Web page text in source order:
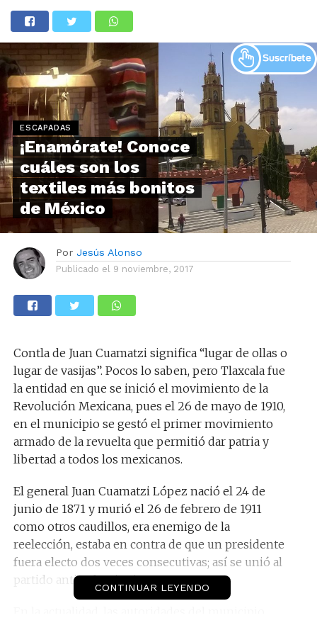
ESCAPADAS
¡Enamórate! Conoce
cuáles son los
textiles más bonitos
de México
Por Jesús Alonso
Publicado el 9 noviembre, 2017
Contla de Juan Cuamatzi significa “lugar de ollas o
lugar de vasijas”. Pocos lo saben, pero Tlaxcala fue
la entidad en que se inició el movimiento de la
Revolución Mexicana, pues el 26 de mayo de 1910,
en el municipio se gestó el primer movimiento
armado de la revuelta que permitió dar patria y
libertad a todos los mexicanos.
El general Juan Cuamatzi López nació el 24 de
junio de 1871 y murió el 26 de febrero de 1911
como otros caudillos, era enemigo de la
reelección, estaba en contra de que un presidente
fuera electo dos veces consecutivas; así se unió al
partido antirreleccionista.
CONTINUAR LEYENDO